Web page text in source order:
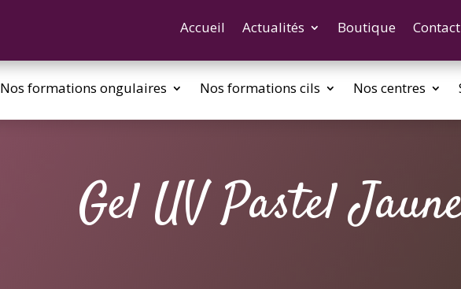
Accueil Actualités Boutique Contact
Nos formations ongulaires Nos formations cils Nos centres
Gel UV Pastel